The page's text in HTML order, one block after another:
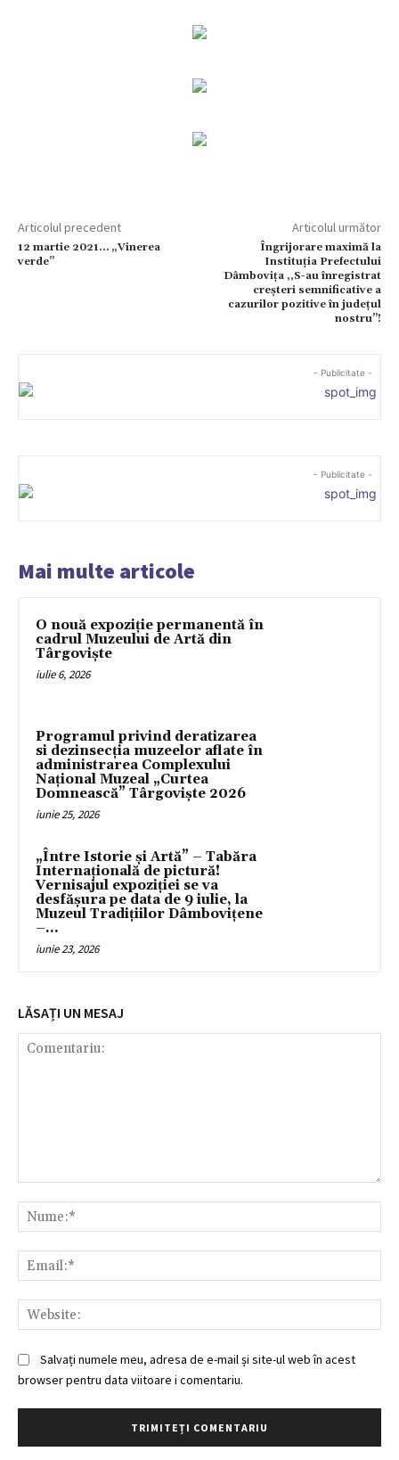
Articolul precedent
12 martie 2021… „Vinerea
verde”
Articolul următor
Îngrijorare maximă la
Instituția Prefectului
Dâmbovița ,,S-au înregistrat
creșteri semnificative a
cazurilor pozitive în județul
nostru’’!
- Publicitate -
- Publicitate -
Mai multe articole
O nouă expoziție permanentă în
cadrul Muzeului de Artă din
Târgoviște
iulie 6, 2026
Programul privind deratizarea
si dezinsecția muzeelor aflate în
administrarea Complexului
Național Muzeal „Curtea
Domnească” Târgoviște 2026
iunie 25, 2026
„Între Istorie și Artă” – Tabăra
Internațională de pictură!
Vernisajul expoziţiei se va
desfăşura pe data de 9 iulie, la
Muzeul Tradițiilor Dâmbovițene
–...
iunie 23, 2026
LĂSAȚI UN MESAJ
Salvați numele meu, adresa de e-mail și site-ul web în acest
browser pentru data viitoare i comentariu.